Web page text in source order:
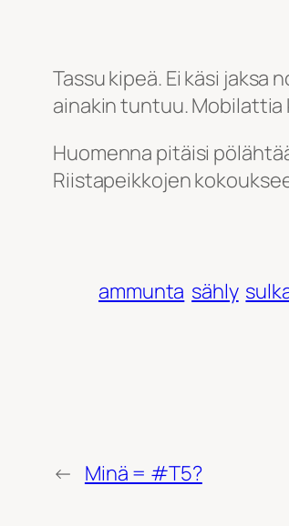
Tassu kipeä. Ei käsi
ainakin tuntuu. Mobilattia
Huomenna pitäisi
Riistapeikkojen
ammunta sähly
← Minä = #T5?